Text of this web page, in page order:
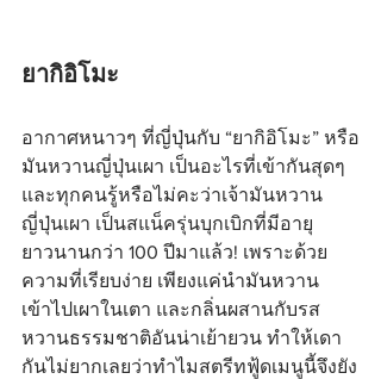
ยากิอิโมะ
อากาศหนาวๆ ที่ญี่ปุ่นกับ “ยากิอิโมะ” หรือ
มันหวานญี่ปุ่นเผา เป็นอะไรที่เข้ากันสุดๆ
และทุกคนรู้หรือไม่คะว่าเจ้ามันหวาน
ญี่ปุ่นเผา เป็นสแน็ครุ่นบุกเบิกที่มีอายุ
ยาวนานกว่า 100 ปีมาแล้ว! เพราะด้วย
ความที่เรียบง่าย เพียงแค่นำมันหวาน
เข้าไปเผาในเตา และกลิ่นผสานกับรส
หวานธรรมชาติอันน่าเย้ายวน ทำให้เดา
กันไม่ยากเลยว่าทำไมสตรีทฟู้ดเมนูนี้จึงยัง